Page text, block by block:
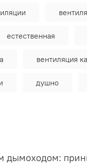
естественная
вентиляция
душно
дымоходом: